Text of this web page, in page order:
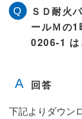
ＳＤ耐火
ールＭの
0206-1 は
下記よりダウン